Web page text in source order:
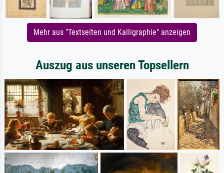
Mehr aus "Textseiten und Kalligraphie" anzeigen
Auszug aus unseren Topsellern